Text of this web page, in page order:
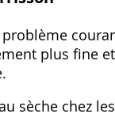
plus fine
sèche chez